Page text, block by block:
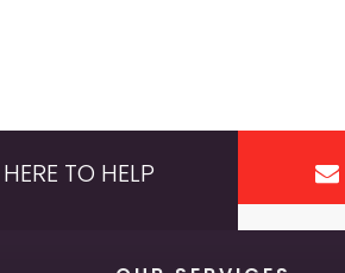
TO HELP